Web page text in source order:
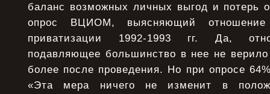
баланс возможных личных выгод и потерь
опрос ВЦИОМ, выясняющий
приватизации 1992-1993 гг. Да,
подавляющее большинство в нее не
более после проведения. Но при опросе
«Эта мера ничего не изменит в